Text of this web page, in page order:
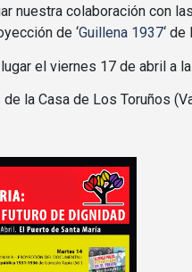
nuestra colaboración con
de ‘Guillena 1937‘
el viernes 17 de abril a
de la Casa de Los Toruños